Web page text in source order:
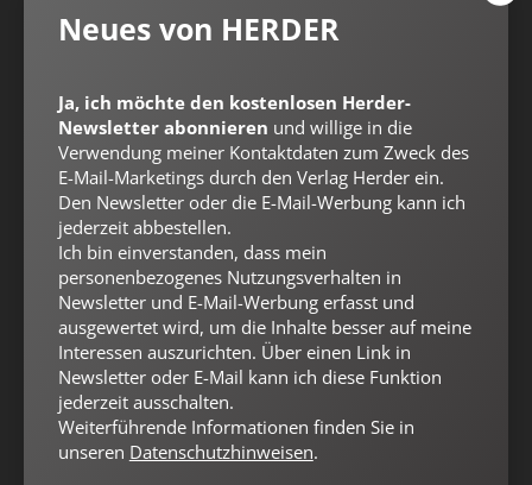
Nach oben
Neues von HERDER
Ja, ich möchte den kostenlosen Herder-
Newsletter abonnieren und willige in die
Verwendung meiner Kontaktdaten zum Zweck des
E-Mail-Marketings durch den Verlag Herder ein.
Den Newsletter oder die E-Mail-Werbung kann ich
jederzeit abbestellen.
Ich bin einverstanden, dass mein
personenbezogenes Nutzungsverhalten in
Newsletter und E-Mail-Werbung erfasst und
ausgewertet wird, um die Inhalte besser auf meine
Interessen auszurichten. Über einen Link in
Newsletter oder E-Mail kann ich diese Funktion
jederzeit ausschalten.
Weiterführende Informationen finden Sie in
unseren Datenschutzhinweisen.